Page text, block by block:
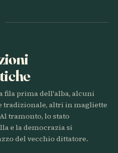
fila prima dell'alba, alcuni
tradizionale, altri in magliette
tramonto, lo stato
e la democrazia si
del vecchio dittatore.